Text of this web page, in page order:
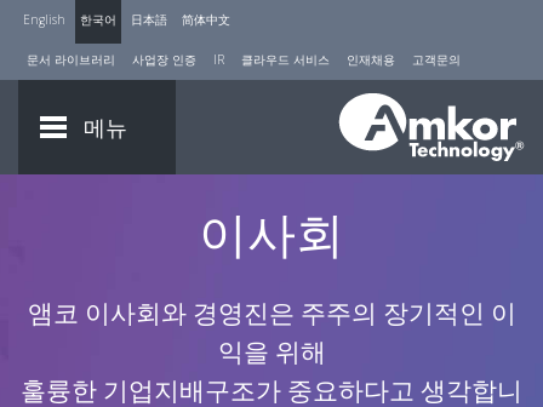
English 한국어 日本語 简体中文
문서 라이브러리 사업장 인증 IR 클라우드 서비스 인재채용 고객문의
메뉴
이사회
앰코 이사회와 경영진은 주주의 장기적인 이
익을 위해
훌륭한 기업지배구조가 중요하다고 생각합니